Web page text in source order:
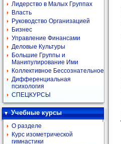
Лидерство в Малых Группах
Власть
Руководство Организацией
Бизнес
Управление Финансами
Деловые Культуры
Большие Группы и
Манипулирование Ими
Коллективное Бессознательное
Дифференциальная
психология
СПЕЦКУРСЫ
Учебные курсы
О разделе
Курс изометрической
гимнастики